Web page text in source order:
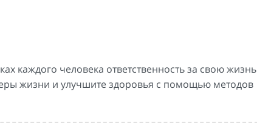
каждого человека ответственность за свою жизнь
жизни и улучшите здоровья с помощью методов